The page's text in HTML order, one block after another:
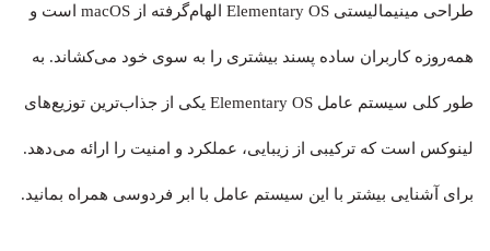
طراحی مینیمالیستی Elementary OS الهام‌گرفته از macOS است و
همه‌روزه کاربران ساده پسند بیشتری را به سوی خود می‌کشاند. به
طور کلی سیستم‌ عامل Elementary OS یکی از جذاب‌ترین توزیع‌های
لینوکس است که ترکیبی از زیبایی، عملکرد و امنیت را ارائه می‌دهد.
برای آشنایی بیشتر با این سیستم‌ عامل با ابر فردوسی همراه بمانید.